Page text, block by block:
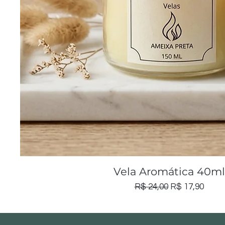
Visualização rápida
Vela Aromática 40ml
Preço normal
R$ 24,00 Preço
R$ 17,90